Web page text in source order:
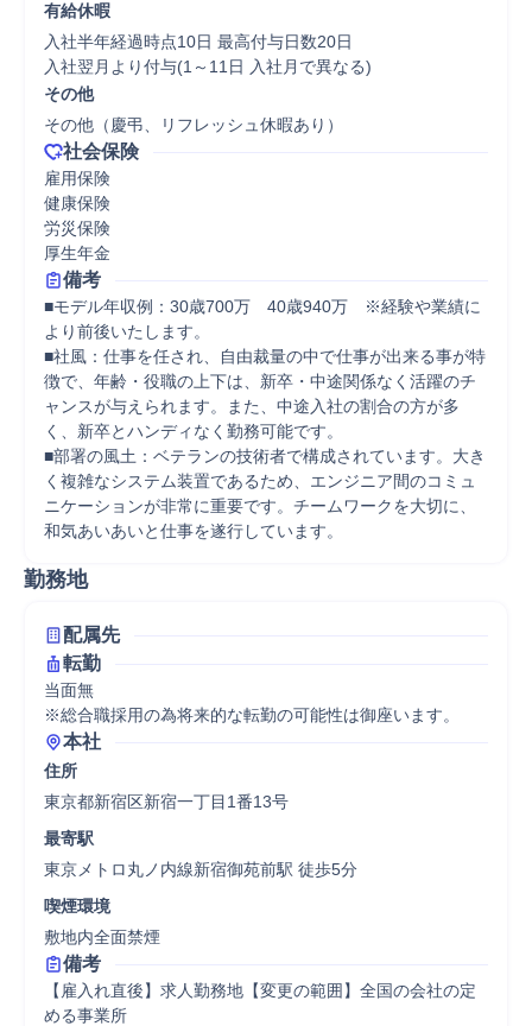
有給休暇
入社半年経過時点10日 最高付与日数20日
入社翌月より付与(1～11日 入社月で異なる)
その他
その他（慶弔、リフレッシュ休暇あり）
社会保険
雇用保険
健康保険
労災保険
厚生年金
備考
■モデル年収例：30歳700万　40歳940万　※経験や業績に
より前後いたします。
■社風：仕事を任され、自由裁量の中で仕事が出来る事が特
徴で、年齢・役職の上下は、新卒・中途関係なく活躍のチ
ャンスが与えられます。また、中途入社の割合の方が多
く、新卒とハンディなく勤務可能です。
■部署の風土：ベテランの技術者で構成されています。大き
く複雑なシステム装置であるため、エンジニア間のコミュ
ニケーションが非常に重要です。チームワークを大切に、
和気あいあいと仕事を遂行しています。
勤務地
配属先
転勤
当面無
※総合職採用の為将来的な転勤の可能性は御座います。
本社
住所
東京都新宿区新宿一丁目1番13号
最寄駅
東京メトロ丸ノ内線新宿御苑前駅 徒歩5分
喫煙環境
敷地内全面禁煙
備考
【雇入れ直後】求人勤務地【変更の範囲】全国の会社の定
める事業所